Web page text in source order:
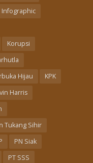
Infographic
Korupsi
Hijau
KPK
Harris
Tukang Sihir
PN Siak
PT SSS